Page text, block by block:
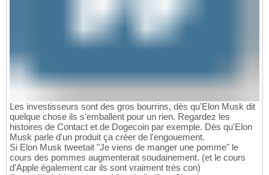
Les investisseurs sont des gros bourrins, dès qu'Elon Musk dit
quelque chose ils s'emballent pour un rien. Regardez les
histoires de Contact et de Dogecoin par exemple. Dès qu'Elon
Musk parle d'un produit ça créer de l'engouement.
Si Elon Musk tweetait "Je viens de manger une pomme" le
cours des pommes augmenterait soudainement. (et le cours
d'Apple également car ils sont vraiment très con)